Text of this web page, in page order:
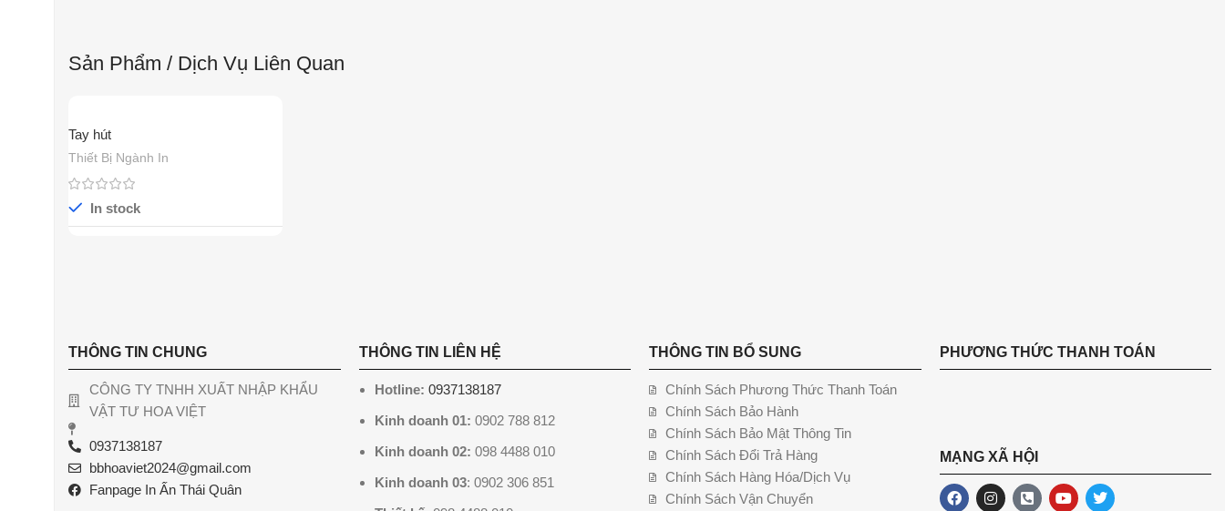
Sản Phẩm / Dịch Vụ Liên Quan
Tay hút
Thiết Bị Ngành In
In stock
THÔNG TIN CHUNG
CÔNG TY TNHH XUẤT NHẬP KHẨU
VẬT TƯ HOA VIỆT
0937138187
bbhoaviet2024@gmail.com
Fanpage In Ấn Thái Quân
THÔNG TIN LIÊN HỆ
Hotline: 0937138187
Kinh doanh 01: 0902 788 812
Kinh doanh 02: 098 4488 010
Kinh doanh 03: 0902 306 851
THÔNG TIN BỔ SUNG
Chính Sách Phương Thức Thanh Toán
Chính Sách Bảo Hành
Chính Sách Bảo Mật Thông Tin
Chính Sách Đổi Trả Hàng
Chính Sách Hàng Hóa/Dịch Vụ
Chính Sách Vận Chuyển
PHƯƠNG THỨC THANH TOÁN
MẠNG XÃ HỘI